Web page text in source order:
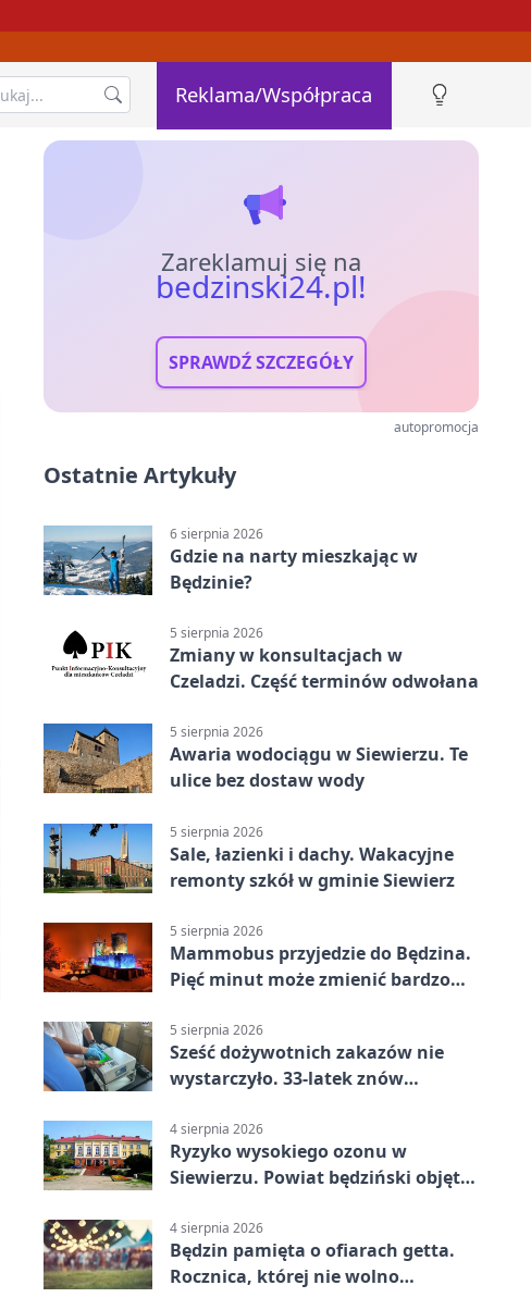
Reklama/Współpraca
Zareklamuj się na
bedzinski24.pl!
SPRAWDŹ SZCZEGÓŁY
autopromocja
Ostatnie Artykuły
6 sierpnia 2026
Gdzie na narty mieszkając w
Będzinie?
5 sierpnia 2026
Zmiany w konsultacjach w
Czeladzi. Część terminów odwołana
5 sierpnia 2026
Awaria wodociągu w Siewierzu. Te
ulice bez dostaw wody
5 sierpnia 2026
Sale, łazienki i dachy. Wakacyjne
remonty szkół w gminie Siewierz
5 sierpnia 2026
Mammobus przyjedzie do Będzina.
Pięć minut może zmienić bardzo
5 sierpnia 2026
Sześć dożywotnich zakazów nie
wystarczyło. 33-latek znów
4 sierpnia 2026
Ryzyko wysokiego ozonu w
Siewierzu. Powiat będziński objęty
4 sierpnia 2026
Będzin pamięta o ofiarach getta.
Rocznica, której nie wolno